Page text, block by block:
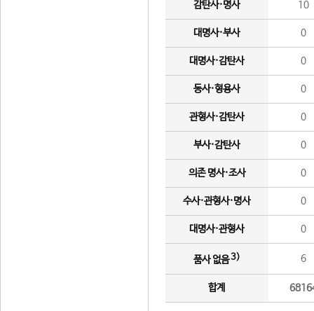
감탄사·명사 10
대명사·부사 0
대명사·감탄사 0
동사·형용사 0
관형사·감탄사 0
부사·감탄사 0
의존 명사·조사 0
수사·관형사·명사 0
대명사·관형사 0
품사 없음3) 6
합계